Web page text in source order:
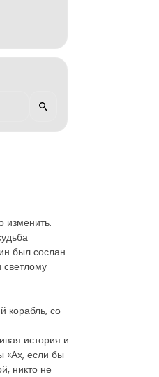
изменить.
был сослан
светлому
корабль, со
история и
«Ах, если бы
никто не